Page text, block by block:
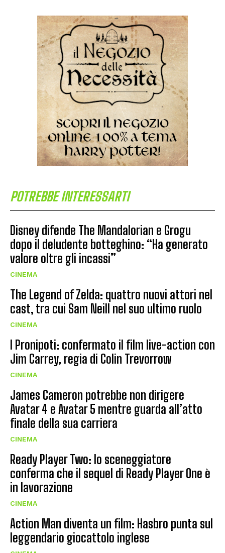
POTREBBE INTERESSARTI
Disney difende The Mandalorian e Grogu
dopo il deludente botteghino: “Ha generato
valore oltre gli incassi”
CINEMA
The Legend of Zelda: quattro nuovi attori nel
cast, tra cui Sam Neill nel suo ultimo ruolo
CINEMA
I Pronipoti: confermato il film live-action con
Jim Carrey, regia di Colin Trevorrow
CINEMA
James Cameron potrebbe non dirigere
Avatar 4 e Avatar 5 mentre guarda all’atto
finale della sua carriera
CINEMA
Ready Player Two: lo sceneggiatore
conferma che il sequel di Ready Player One è
in lavorazione
CINEMA
Action Man diventa un film: Hasbro punta sul
leggendario giocattolo inglese